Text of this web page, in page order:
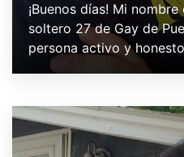
¡Buenos días! Mi
soltero 27 de Gay de
persona activo y